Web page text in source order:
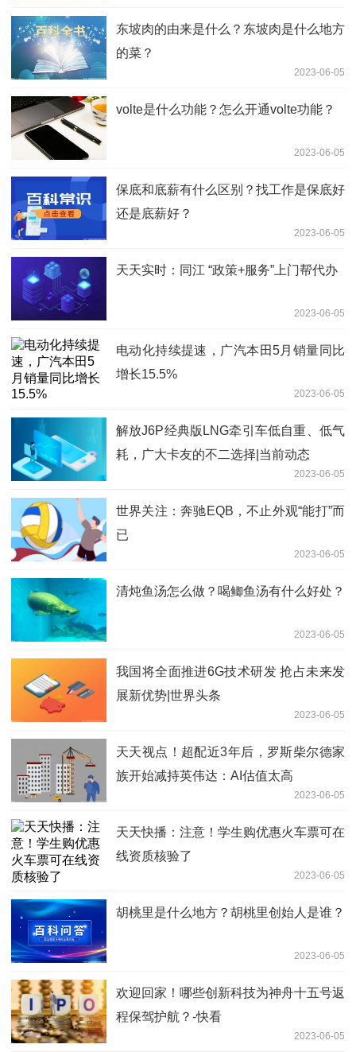
东坡肉的由来是什么？东坡肉是什么地方
的菜？
2023-06-05
volte是什么功能？怎么开通volte功能？
2023-06-05
保底和底薪有什么区别？找工作是保底好
还是底薪好？
2023-06-05
天天实时：同江 “政策+服务”上门帮代办
2023-06-05
电动化持续提速，广汽本田5月销量同比
增长15.5%
2023-06-05
解放J6P经典版LNG牵引车低自重、低气
耗，广大卡友的不二选择|当前动态
2023-06-05
世界关注：奔驰EQB，不止外观“能打”而
已
2023-06-05
清炖鱼汤怎么做？喝鲫鱼汤有什么好处？
2023-06-05
我国将全面推进6G技术研发 抢占未来发
展新优势|世界头条
2023-06-05
天天视点！超配近3年后，罗斯柴尔德家
族开始减持英伟达：AI估值太高
2023-06-05
天天快播：注意！学生购优惠火车票可在
线资质核验了
2023-06-05
胡桃里是什么地方？胡桃里创始人是谁？
2023-06-05
欢迎回家！哪些创新科技为神舟十五号返
程保驾护航？-快看
2023-06-05